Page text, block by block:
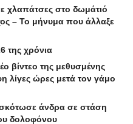
χλαπάτσες στο δωμάτιό
– Το μήνυμα που άλλαξε
της χρόνια
βίντεο της μεθυσμένης
λίγες ώρες μετά τον γάμο
άνδρα σε στάση
δολοφόνου